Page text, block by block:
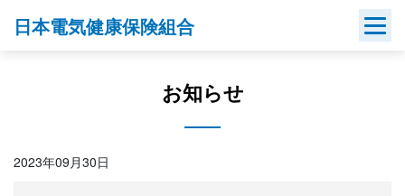
日本電気健康保険組合
お知らせ
2023年09月30日